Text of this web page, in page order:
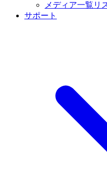
メディア一覧リ
サポート